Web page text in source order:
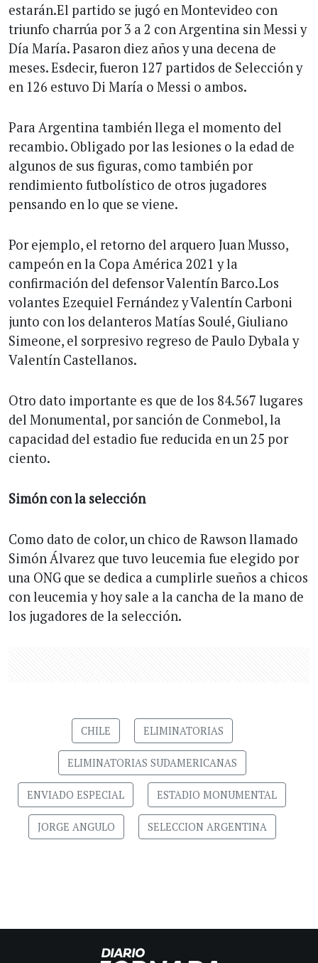
estarán.El partido se jugó en Montevideo con
triunfo charrúa por 3 a 2 con Argentina sin Messi y
Día María. Pasaron diez años y una decena de
meses. Esdecir, fueron 127 partidos de Selección y
en 126 estuvo Di María o Messi o ambos.
Para Argentina también llega el momento del
recambio. Obligado por las lesiones o la edad de
algunos de sus figuras, como también por
rendimiento futbolístico de otros jugadores
pensando en lo que se viene.
Por ejemplo, el retorno del arquero Juan Musso,
campeón en la Copa América 2021 y la
confirmación del defensor Valentín Barco.Los
volantes Ezequiel Fernández y Valentín Carboni
junto con los delanteros Matías Soulé, Giuliano
Simeone, el sorpresivo regreso de Paulo Dybala y
Valentín Castellanos.
Otro dato importante es que de los 84.567 lugares
del Monumental, por sanción de Conmebol, la
capacidad del estadio fue reducida en un 25 por
ciento.
Simón conla selección
Como dato de color, un chico de Rawson llamado
Simón Álvarez que tuvo leucemia fue elegido por
una ONG que se dedica a cumplirle sueños a chicos
con leucemia y hoy sale a la cancha de la mano de
los jugadores de la selección.
CHILE ELIMINATORIAS
ELIMINATORIAS SUDAMERICANAS
ENVIADO ESPECIAL ESTADIO MONUMENTAL
JORGE ANGULO SELECCION ARGENTINA